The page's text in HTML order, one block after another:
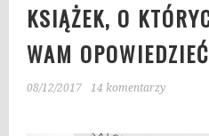
KSIĄŻEK, O
WAM
08/12/2017 14 komentarzy